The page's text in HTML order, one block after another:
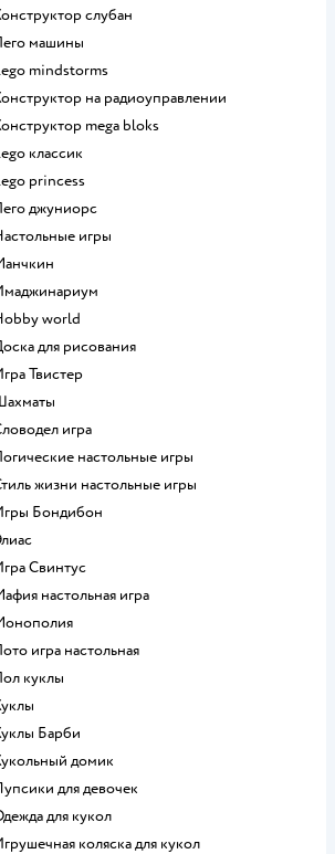
Конструктор слубан
Лего машины
Lego mindstorms
Конструктор на радиоуправлении
Конструктор mega bloks
Lego классик
Lego princess
Лего джуниорс
Настольные игры
Манчкин
Имаджинариум
Hobby world
Доска для рисования
Игра Твистер
Шахматы
Словодел игра
Логические настольные игры
Стиль жизни настольные игры
Игры Бондибон
Элиас
Игра Свинтус
Мафия настольная игра
Монополия
Лото игра настольная
Лол куклы
Куклы
Куклы Барби
Кукольный домик
Пупсики для девочек
Одежда для кукол
Игрушечная коляска для кукол